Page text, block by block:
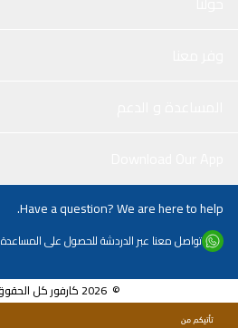
Have a question? We are here to help.
تواصل معنا عبر الدردشة للحصول على المساعدة
© 2026 كارفور كل الحقوق محفوظة